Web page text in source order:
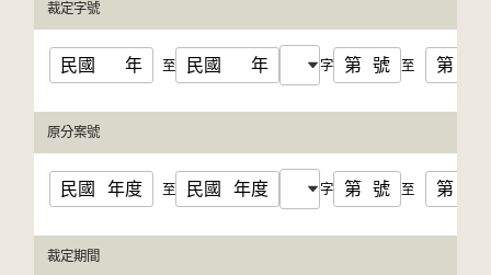
裁定字號
民國 年 至 民國 年 字 第 號 至 第
原分案號
民國 年度 至 民國 年度 字 第 號 至 第
裁定期間